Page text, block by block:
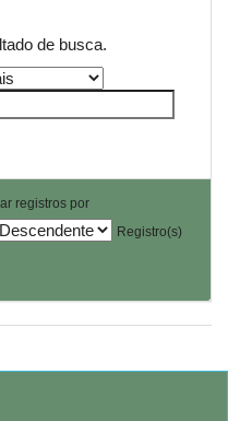
de busca.
registros por
Registro(s)